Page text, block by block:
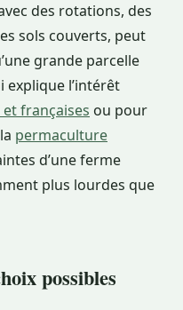
des rotations, des
sols couverts, peut
grande parcelle
explique l’intérêt
françaises ou pour
permaculture
d’une ferme
plus lourdes que
possibles